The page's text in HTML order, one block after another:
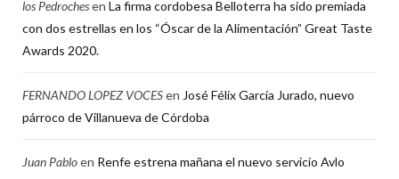
los Pedrochesen La firma cordobesa Belloterra ha sido premiada
con dos estrellas en los “Óscar de la Alimentación” Great Taste
Awards 2020.
FERNANDO LOPEZ VOCESen José Félix García Jurado, nuevo
párroco de Villanueva de Córdoba
Juan Pabloen Renfe estrena mañana el nuevo servicio Avlo